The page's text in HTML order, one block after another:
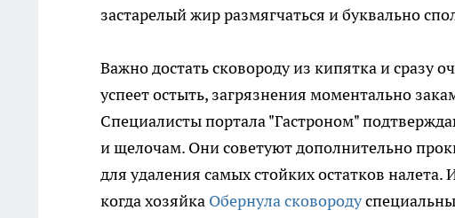
застарелый жир размягчаться и буквально
Важно достать сковороду из кипятка и сразу
успеет остыть, загрязнения моментально
Специалисты портала "Гастроном"
и щелочам. Они советуют дополнительно
для удаления самых стойких остатков
когда хозяйка Обернула сковороду